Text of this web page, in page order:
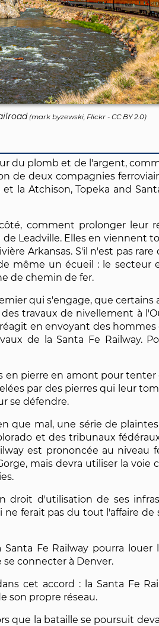
(mark byzewski, Flickr- CC BY 2.0)
du plomb et de l'argent,
de deux compagnies
la Atchison, Topeka and
comment prolonger leur
Leadville. Elles en viennent
Arkansas. S'il n'est pas
même un écueil : le secteur
de chemin de fer.
qui s'engage, que certains
travaux de nivellement à
en envoyant des
de la Santa Fe Railway.
en pierre en amont pour
par des pierres qui leur
se défendre.
que mal, une série de
et des tribunaux
est prononcée au niveau
mais devra utiliser la voie
droit d'utilisation de ses
ferait pas du tout l'affaire
Fe Railway pourra louer
connecter à Denver.
cet accord : la Santa Fe
son propre réseau.
que la bataille se poursuit